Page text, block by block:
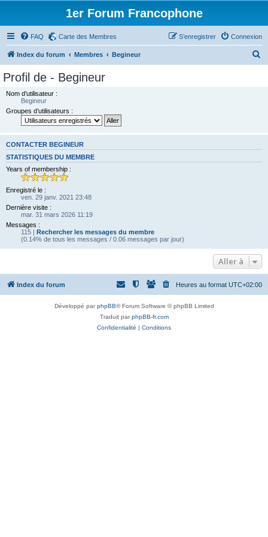
1er Forum Francophone
FAQ Carte des Membres Connexion
S’enregistrer
Index du forum Membres Begineur
Profil de - Begineur
Nom d’utilisateur :
Begineur
Groupes d’utilisateurs :
CONTACTER BEGINEUR
STATISTIQUES DU MEMBRE
Years of membership :
Enregistré le :
ven. 29 janv. 2021 23:48
Dernière visite :
mar. 31 mars 2026 11:19
Messages :
115 | Rechercher les messages du membre
(0.14% de tous les messages / 0.06 messages par jour)
Aller à
Index du forum Heures au format UTC+02:00
Développé parphpBB® Forum Software © phpBB Limited
Traduit parphpBB-fr.com
Confidentialité | Conditions